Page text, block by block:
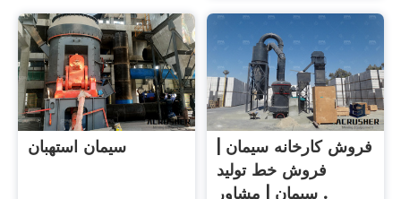
سیمان استهبان
فروش کارخانه سیمان |
فروش خط تولید
سیمان | مشاور .